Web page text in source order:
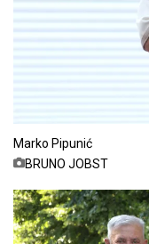
Marko Pipunić
BRUNO JOBST